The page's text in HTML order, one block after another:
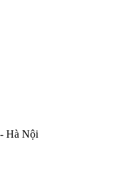
Hà Nội